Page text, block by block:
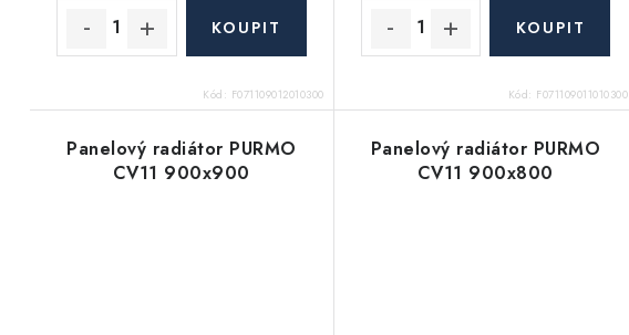
Kód: F071109012010300 Kód: F071109011010300
Panelový radiátor PURMO
CV11 900x900
Panelový radiátor PURMO
CV11 900x800